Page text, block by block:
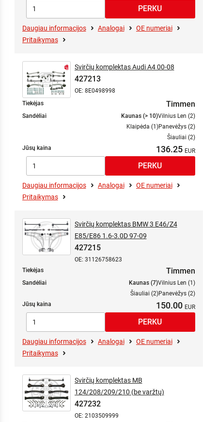
Daugiau informacijos Analogai
OE numeriai
Pritaikymas
Svirčių komplektas Audi A4 00-08
427213
OE: 8E0498998
Tiekėjas
Timmen
Sandėliai Kaunas (> 10)Vilnius Len (2)
Klaipėda (1)Panevėžys (2)
Šiauliai (2)
Jūsų kaina
136.25
Daugiau informacijos Analogai
OE numeriai
Pritaikymas
Svirčių komplektas BMW 3 E46/Z4
E85/E86 1.6-3.0D 97-09
427215
OE: 31126758623
Tiekėjas
Timmen
Sandėliai Kaunas (7)Vilnius Len (1)
Šiauliai (2)Panevėžys (2)
Jūsų kaina
150.00
Daugiau informacijos Analogai
OE numeriai
Pritaikymas
Svirčių komplektas MB
124/208/209/210 (be varžtų)
427232
OE: 2103509999